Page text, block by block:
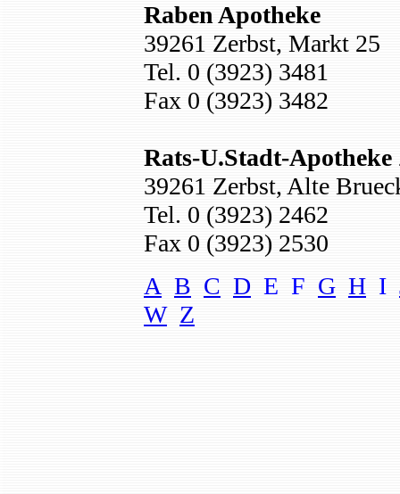
Raben Apotheke
39261 Zerbst, Markt 25
Tel. 0 (3923) 3481
Fax 0 (3923) 3482
Rats-U.Stadt-Apotheke
39261 Zerbst, Alte
Tel. 0 (3923) 2462
Fax 0 (3923) 2530
A B C D E F G H I
W Z